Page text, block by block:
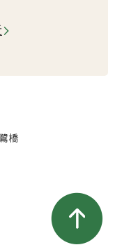
橋